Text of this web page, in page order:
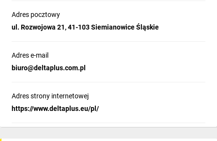
Adres pocztowy
ul. Rozwojowa 21, 41-103 Siemianowice Śląskie
Adres e-mail
biuro@deltaplus.com.pl
Adres strony internetowej
https://www.deltaplus.eu/pl/